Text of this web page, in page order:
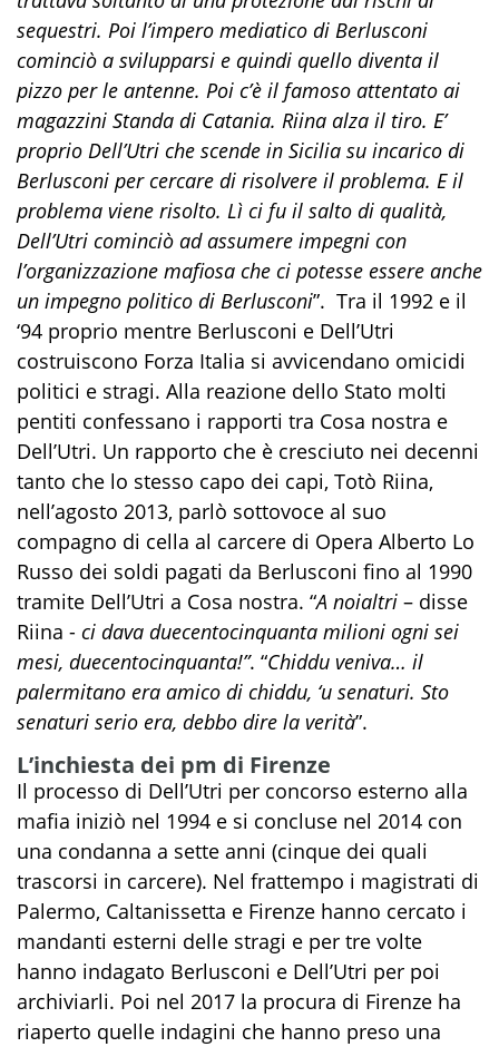
sequestri. Poi l’impero mediatico di Berlusconi
cominciò a svilupparsi e quindi quello diventa il
pizzo per le antenne. Poi c’è il famoso attentato ai
magazzini Standa di Catania. Riina alza il tiro. E’
proprio Dell’Utri che scende in Sicilia su incarico di
Berlusconi per cercare di risolvere il problema. E il
problema viene risolto. Lì ci fu il salto di qualità,
Dell’Utri cominciò ad assumere impegni con
l’organizzazione mafiosa che ci potesse essere anche
un impegno politico di Berlusconi”. Tra il 1992 e il
‘94 proprio mentre Berlusconi e Dell’Utri
costruiscono Forza Italia si avvicendano omicidi
politici e stragi. Alla reazione dello Stato molti
pentiti confessano i rapporti tra Cosa nostra e
Dell’Utri. Un rapporto che è cresciuto nei decenni
tanto che lo stesso capo dei capi, Totò Riina,
nell’agosto 2013, parlò sottovoce al suo
compagno di cella al carcere di Opera Alberto Lo
Russo dei soldi pagati da Berlusconi fino al 1990
tramite Dell’Utri a Cosa nostra. “A noialtri – disse
Riina - ci dava duecentocinquanta milioni ogni sei
mesi, duecentocinquanta!”. “Chiddu veniva… il
palermitano era amico di chiddu, ‘u senaturi. Sto
senaturi serio era, debbo dire la verità”.
L’inchiesta dei pm di Firenze
Il processo di Dell’Utri per concorso esterno alla
mafia iniziò nel 1994 e si concluse nel 2014 con
una condanna a sette anni (cinque dei quali
trascorsi in carcere). Nel frattempo i magistrati di
Palermo, Caltanissetta e Firenze hanno cercato i
mandanti esterni delle stragi e per tre volte
hanno indagato Berlusconi e Dell’Utri per poi
archiviarli. Poi nel 2017 la procura di Firenze ha
riaperto quelle indagini che hanno preso una